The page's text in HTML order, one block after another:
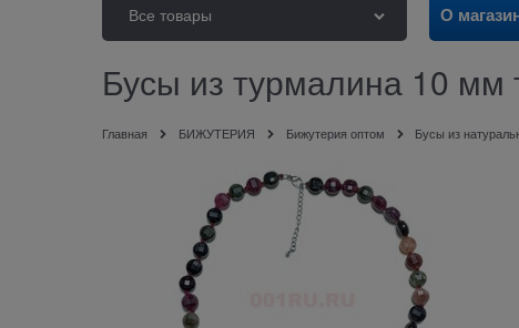
Все товары О
Бусы из турмалина 10 мм
Главная БИЖУТЕРИЯ Бижутерия оптом Бусы из